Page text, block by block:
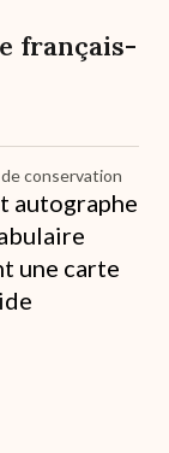
français-
conservation
autographe
une carte